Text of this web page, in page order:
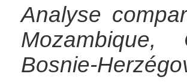
Analyse
Bosnie-